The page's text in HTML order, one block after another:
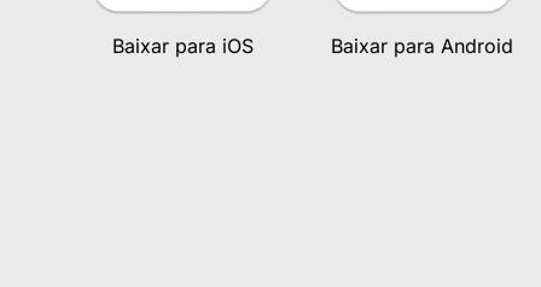
Baixar para iOS Baixar para Android